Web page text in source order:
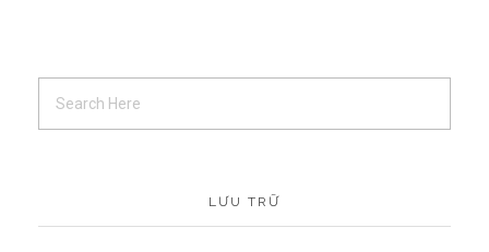
LƯU TRỮ